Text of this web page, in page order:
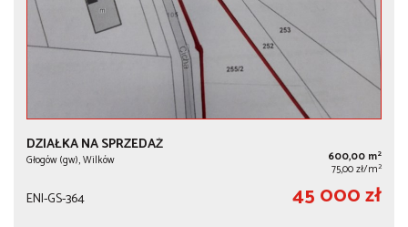
DZIAŁKA NA SPRZEDAŻ
Głogów (gw), Wilków 600,00 m2
75,00 zł/m2
ENI-GS-364 45 000 zł